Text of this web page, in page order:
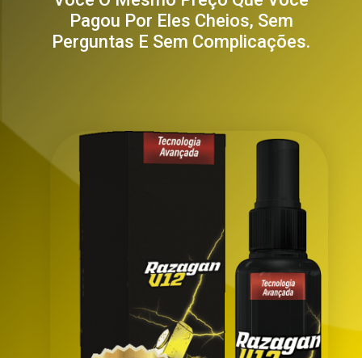
Pagou Por Eles Cheios, Sem
Perguntas E Sem Complicações.